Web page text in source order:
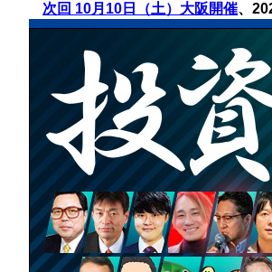
次回 10月10日（土）大阪開催、